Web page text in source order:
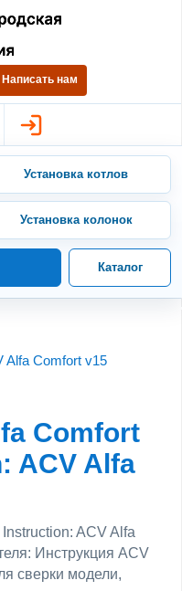
Газовая
Написать нам
Установка котлов
Установка колонок
Каталог
Alfa Comfort v15
Comfort
ACV Alfa
ACV Alfa
Инструкция ACV
сверки модели,